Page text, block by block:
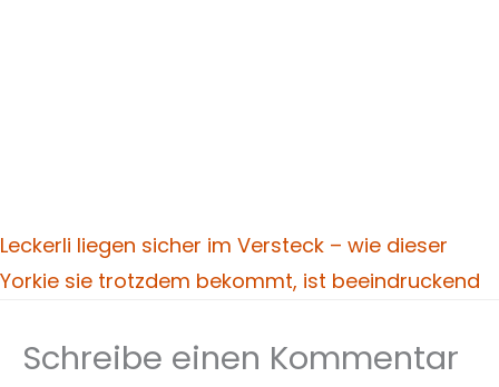
Leckerli liegen sicher im Versteck – wie dieser
Yorkie sie trotzdem bekommt, ist beeindruckend
Schreibe einen Kommentar